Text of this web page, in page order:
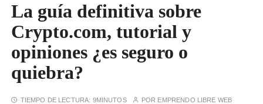
La guía definitiva sobre
Crypto.com, tutorial y
opiniones ¿es seguro o
quiebra?
TIEMPO DE LECTURA: 9MINUTOS POR EMPRENDO LIBRE WEB